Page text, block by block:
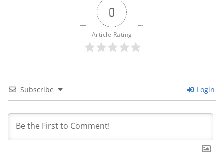
0
Article Rating
Subscribe Login